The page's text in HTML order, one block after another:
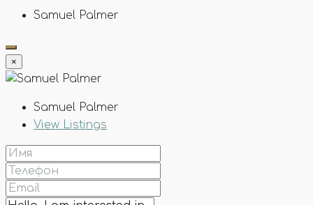
Samuel Palmer
×
Samuel Palmer
View Listings